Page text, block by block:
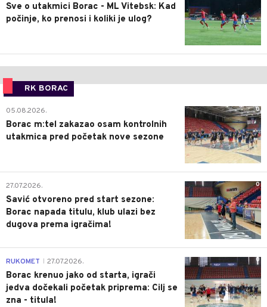
Sve o utakmici Borac - ML Vitebsk: Kad
počinje, ko prenosi i koliki je ulog?
RK BORAC
0
05.08.2026.
Borac m:tel zakazao osam kontrolnih
utakmica pred početak nove sezone
0
27.07.2026.
Savić otvoreno pred start sezone:
Borac napada titulu, klub ulazi bez
dugova prema igračima!
0
RUKOMET 27.07.2026.
Borac krenuo jako od starta, igrači
jedva dočekali početak priprema: Cilj se
zna - titula!